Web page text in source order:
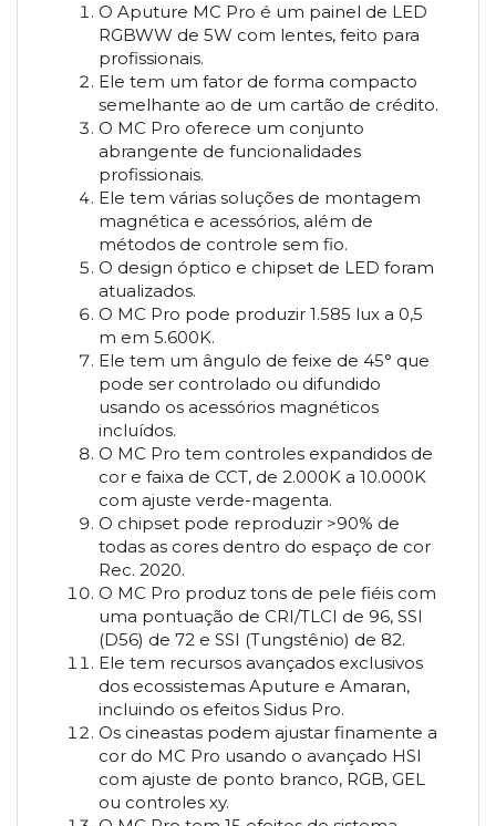
O Aputure MC Pro é um painel de LED
RGBWW de 5W com lentes, feito para
profissionais.
Ele tem um fator de forma compacto
semelhante ao de um cartão de crédito.
O MC Pro oferece um conjunto
abrangente de funcionalidades
profissionais.
Ele tem várias soluções de montagem
magnética e acessórios, além de
métodos de controle sem fio.
O design óptico e chipset de LED foram
atualizados.
O MC Pro pode produzir 1.585 lux a 0,5
m em 5.600K.
Ele tem um ângulo de feixe de 45° que
pode ser controlado ou difundido
usando os acessórios magnéticos
incluídos.
O MC Pro tem controles expandidos de
cor e faixa de CCT, de 2.000K a 10.000K
com ajuste verde-magenta.
O chipset pode reproduzir >90% de
todas as cores dentro do espaço de cor
Rec. 2020.
O MC Pro produz tons de pele fiéis com
uma pontuação de CRI/TLCI de 96, SSI
(D56) de 72 e SSI (Tungstênio) de 82.
Ele tem recursos avançados exclusivos
dos ecossistemas Aputure e Amaran,
incluindo os efeitos Sidus Pro.
Os cineastas podem ajustar finamente a
cor do MC Pro usando o avançado HSI
com ajuste de ponto branco, RGB, GEL
ou controles xy.